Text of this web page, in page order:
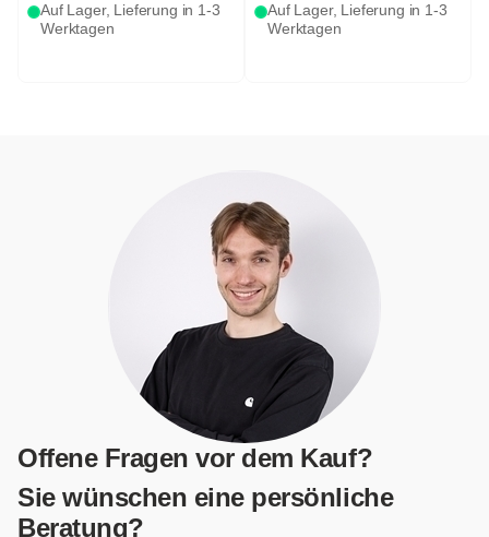
Auf Lager, Lieferung in 1-3
Werktagen
Auf Lager, Lieferung in 1-3
Werktagen
Offene Fragen vor dem Kauf?
Sie wünschen eine persönliche
Beratung?